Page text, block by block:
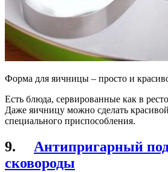
Форма для яичницы – просто и
Есть блюда, сервированные как в
Даже яичницу можно сделать
специального приспособления.
9. Антипригарный
сковороды